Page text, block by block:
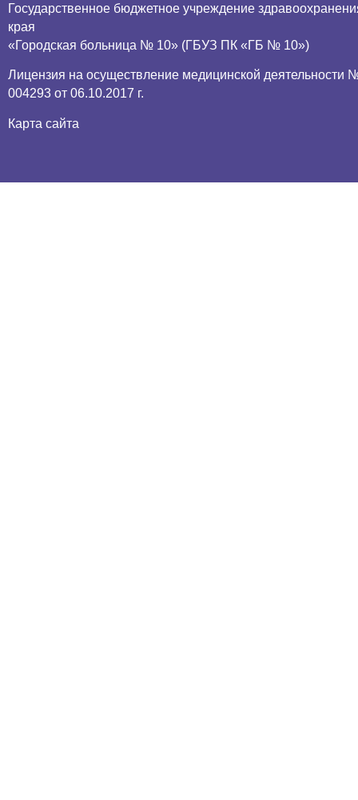
Государственное бюджетное учреждение
края
«Городская больница № 10» (ГБУЗ ПК «ГБ № 10»)
Лицензия на осуществление медицинской деятельности
004293 от 06.10.2017 г.
Карта сайта